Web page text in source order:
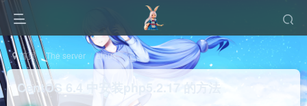
首页 The server Linux 正文
CentOS 6.4 中安装php5.2.17 的方法